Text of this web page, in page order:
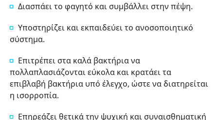
Διασπάει το φαγητό και συμβάλλει στην πέψη.
Υποστηρίζει και εκπαιδεύει το ανοσοποιητικό
σύστημα.
Επιτρέπει στα καλά βακτήρια να
πολλαπλασιάζονται εύκολα και κρατάει τα
επιβλαβή βακτήρια υπό έλεγχο, ώστε να διατηρείται
η ισορροπία.
Επηρεάζει θετικά την ψυχική και συναισθηματική